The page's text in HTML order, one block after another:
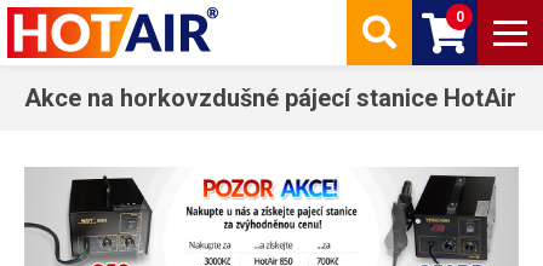
0
Akce na horkovzdušné pájecí stanice HotAir